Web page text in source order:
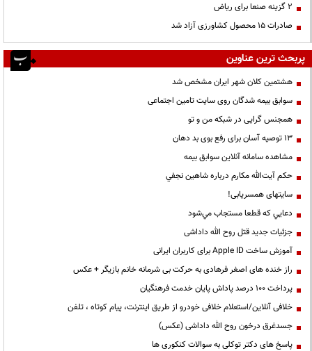
۲ گزینه صنعا برای ریاض
صادرات ۱۵ محصول کشاورزی آزاد شد
پربحث ترین عناوین
هشتمین کلان شهر ایران مشخص شد
سوابق بیمه شدگان روی سایت تامین اجتماعی
همجنس گرایی در شبکه من و تو
13 توصیه آسان برای رفع بوی بد دهان
مشاهده سامانه آنلاين سوابق بیمه
حكم آيت‌الله مكارم درباره شاهين نجفي
سایتهای همسریابی!
دعايي كه قطعا مستجاب مي‌شود
جزئیات جدید قتل روح الله داداشی
آموزش ساخت Apple ID برای کاربران ایرانی
راز خنده های اصغر فرهادی به حرکت بی شرمانه خانم بازیگر + عکس
پرداخت ۱۰۰ درصد پاداش پایان خدمت فرهنگیان
خلافی آنلاین/استعلام خلافی خودرو از طریق اینترنت، پیام کوتاه ، تلفن
جسدغرق درخون روح الله داداشی (عکس)
پاسخ های دکتر توکلی به سوالات کنکوری ها